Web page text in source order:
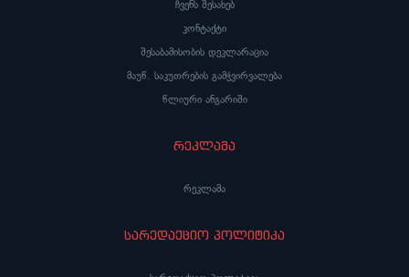
ჩვენს შესახებ
კონტაქტი
შესაბამისობის დეკლარაცია
მაუწ. საკუთრების გამჭვირვალება
წლიური ანგარიში
რეკლამა
რეკლამა
სარედაქციო პოლიტიკა